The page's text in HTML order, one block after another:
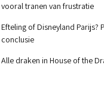
vooral tranen van frustratie
Efteling of Disneyland Parijs?
conclusie
Alle draken in House of the